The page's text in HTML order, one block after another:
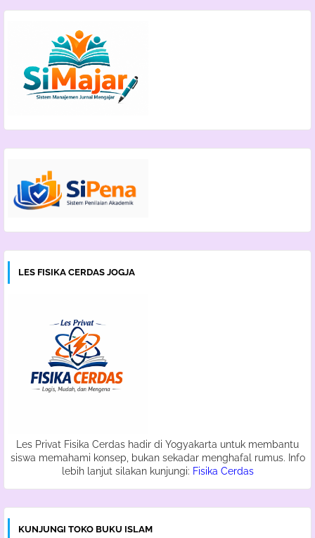
LES FISIKA CERDAS JOGJA
Les Privat Fisika Cerdas hadir di Yogyakarta untuk membantu
siswa memahami konsep, bukan sekadar menghafal rumus. Info
lebih lanjut silakan kunjungi: Fisika Cerdas
KUNJUNGI TOKO BUKU ISLAM